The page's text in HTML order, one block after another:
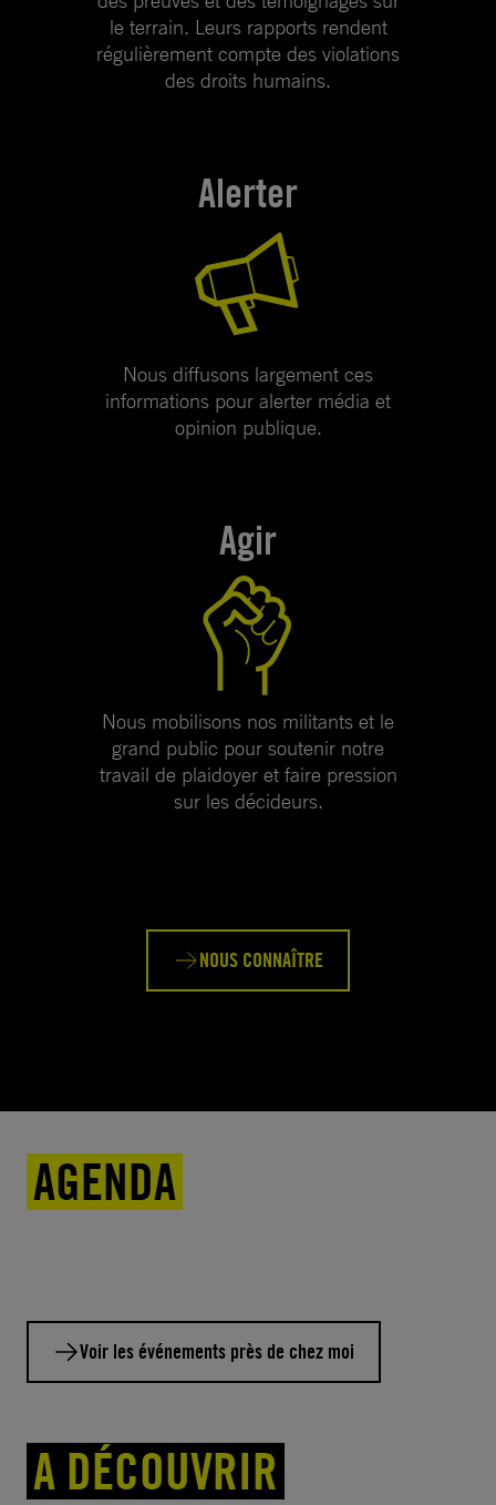
le terrain. Leurs rapports rendent
régulièrement compte des violations
des droits humains.
Alerter
Nous diffusons largement ces
informations pour alerter média et
opinion publique.
Agir
Nous mobilisons nos militants et le
grand public pour soutenir notre
travail de plaidoyer et faire pression
sur les décideurs.
NOUS CONNAÎTRE
AGENDA
Voir les événements près de chez moi
A DÉCOUVRIR